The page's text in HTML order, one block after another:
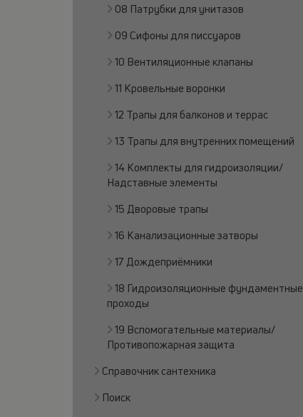
08 Патрубки для унитазов
09 Сифоны для писсуаров
10 Вентиляционные клапаны
11 Кровельные воронки
12 Трапы для балконов и террас
13 Трапы для внутренних помещений
14 Комплекты для гидроизоляции/
Надставные элементы
15 Дворовые трапы
16 Канализационные затворы
17 Дождеприёмники
18 Гидроизоляционные фундаментные
проходы
19 Вспомогательные материалы/
Противопожарная защита
Справочник сантехника
Поиск